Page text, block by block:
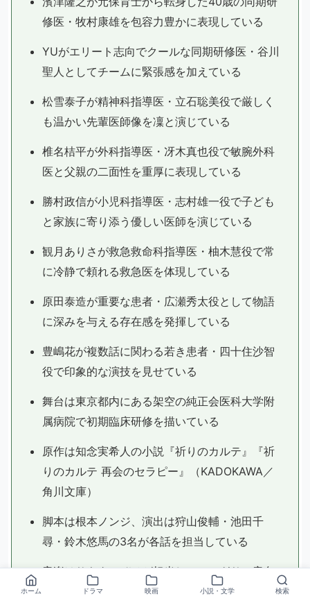
修医・牧村康雄を包容力豊かに表現している
YUがエリート志向でクールな同期研修医・谷川
聖人としてチームに緊張感を加えている
松雪泰子が精神科指導医・立石聡美役で厳しく
も温かい先輩医師像を凜と演じている
椎名桔平が外科指導医・冴木真也役で敏腕外科
医と父親の二面性を重厚に表現している
勝村政信が小児科指導医・志村雄一役で子ども
と家族に寄り添う優しい医師を演じている
観月ありさが救急救命科指導医・柚木慧役で常
に冷静で頼れる救急医を体現している
原田泰造が重要な患者・広瀬秀太役として物語
に深みを与える存在感を発揮している
豊嶋花が複数話に関わる若き患者・四十住沙智
役で印象的な演技を見せている
舞台は東京都内にある架空の純正会医科大学附
属病院で初期臨床研修を描いている
原作は知念実希人の小説『祈りのカルテ』『祈
りのカルテ 再会のセラピー』（KADOKAWA／
角川文庫）
脚本は根本ノンジ、演出は狩山俊輔・池田千
尋・鈴木悠馬の3名が各話を担当している
音楽はサキタハヂメが担当し、のこぎりの音色
を含む繊細な劇伴で世界観を支えている
ホーム ドラマ 映画 小説・文学 検索